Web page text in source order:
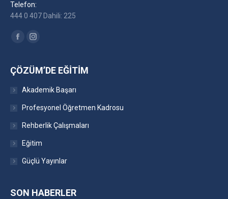
Telefon:
444 0 407 Dahili: 225
Find us on:
FacebookInstagram
ÇÖZÜM’DE EĞITIM
Akademik Başarı
Profesyonel Öğretmen Kadrosu
Rehberlik Çalışmaları
Eğitim
Güçlü Yayınlar
SON HABERLER